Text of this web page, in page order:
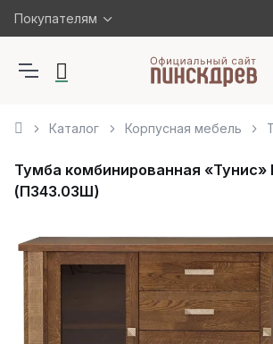
Покупателям
Каталог Корпусная мебель
Тумба комбинированная «Тунис»
(П343.03Ш)